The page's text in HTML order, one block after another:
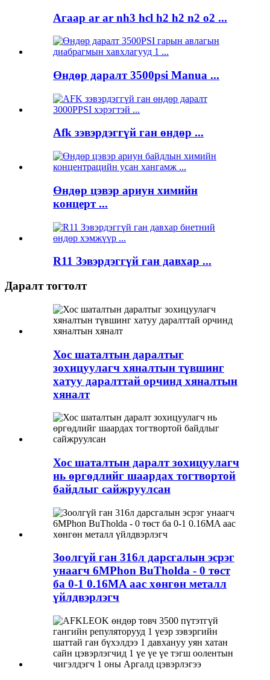
Агаар ar ar nh3 hcl h2 h2 n2 o2 ...
Өндөр даралт 3500psi Manua ...
Afk зэвэрдэггүй ган өндөр ...
Өндөр цэвэр ариун химийн
концерт ...
R11 Зэвэрдэггүй ган давхар ...
Даралт тогтолт
Хос шаталтын даралтыг
зохицуулагч хяналтын түвшинг
хатуу даралттай орчинд хяналтын
хяналт
Хос шаталтын даралт зохицуулагч
нь өргөдлийг шаардах тогтвортой
байдлыг сайжруулсан
Зоолгүй ган 316л дарсгалын эсрэг
унаагч 6MPhon BuTholda - 0 төст
ба 0-1 0.16MA аас хөнгөн металл
үйлдвэрлэгч